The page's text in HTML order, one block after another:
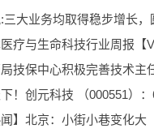
三大业务均取得稳步增长
疗与生命科技行业周报【
技保中心积极完善技术主
！创元科技 （000551）
闻】北京：小街小巷变化大